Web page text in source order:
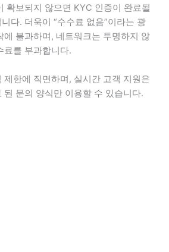
확보되지 않으면 KYC 인증이 완료될
다. 더욱이 “수수료 없음”이라는 광
에 불과하며, 네트워크는 투명하지 않
료를 부과합니다.
제한에 직면하며, 실시간 고객 지원은
된 문의 양식만 이용할 수 있습니다.